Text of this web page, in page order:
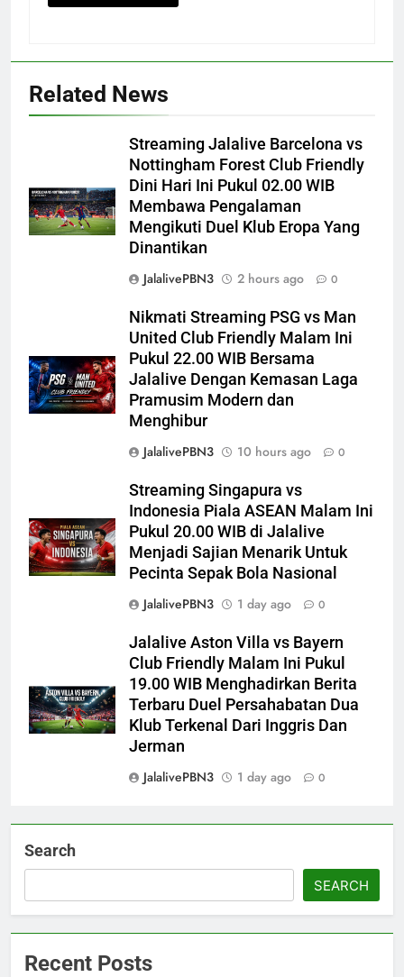
Related News
Streaming Jalalive Barcelona vs
Nottingham Forest Club Friendly
Dini Hari Ini Pukul 02.00 WIB
Membawa Pengalaman
Mengikuti Duel Klub Eropa Yang
Dinantikan
JalalivePBN3
2 hours ago 0
Nikmati Streaming PSG vs Man
United Club Friendly Malam Ini
Pukul 22.00 WIB Bersama
Jalalive Dengan Kemasan Laga
Pramusim Modern dan
Menghibur
JalalivePBN3
10 hours ago 0
Streaming Singapura vs
Indonesia Piala ASEAN Malam Ini
Pukul 20.00 WIB di Jalalive
Menjadi Sajian Menarik Untuk
Pecinta Sepak Bola Nasional
JalalivePBN3
1 day ago 0
Jalalive Aston Villa vs Bayern
Club Friendly Malam Ini Pukul
19.00 WIB Menghadirkan Berita
Terbaru Duel Persahabatan Dua
Klub Terkenal Dari Inggris Dan
Jerman
JalalivePBN3
1 day ago 0
Search
SEARCH
Recent Posts